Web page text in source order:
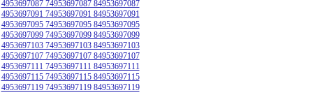
4953697087 74953697087 84953697087
4953697091 74953697091 84953697091
4953697095 74953697095 84953697095
4953697099 74953697099 84953697099
4953697103 74953697103 84953697103
4953697107 74953697107 84953697107
4953697111 74953697111 84953697111
4953697115 74953697115 84953697115
4953697119 74953697119 84953697119